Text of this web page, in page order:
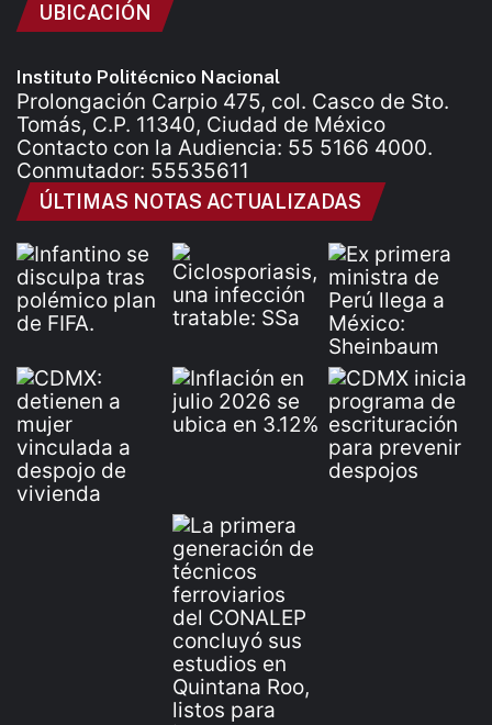
UBICACIÓN
Instituto Politécnico Nacional
Prolongación Carpio 475, col. Casco de Sto.
Tomás, C.P. 11340, Ciudad de México
Contacto con la Audiencia: 55 5166 4000.
Conmutador: 55535611
ÚLTIMAS NOTAS ACTUALIZADAS